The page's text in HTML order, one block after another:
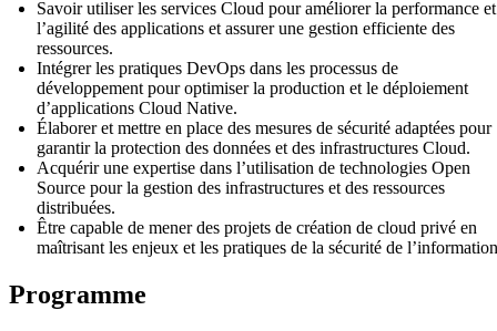
Savoir utiliser les services Cloud pour améliorer la performance et
l’agilité des applications et assurer une gestion efficiente des
ressources.
Intégrer les pratiques DevOps dans les processus de
développement pour optimiser la production et le déploiement
d’applications Cloud Native.
Élaborer et mettre en place des mesures de sécurité adaptées pour
garantir la protection des données et des infrastructures Cloud.
Acquérir une expertise dans l’utilisation de technologies Open
Source pour la gestion des infrastructures et des ressources
distribuées.
Être capable de mener des projets de création de cloud privé en
maîtrisant les enjeux et les pratiques de la sécurité de
Programme